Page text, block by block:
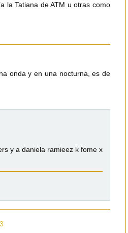
la Tatiana de ATM u otras como
onda y en una nocturna, es de
y a daniela ramieez k fome x